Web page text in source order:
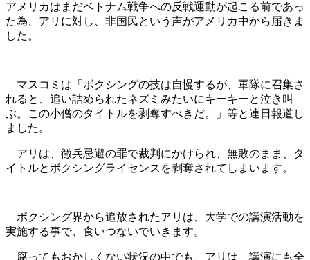
アメリカはまだベトナム戦争への反戦運動が起こる前であっ
た為、アリに対し、非国民という声がアメリカ中から届きま
した。
マスコミは「ボクシングの技は自慢するが、軍隊に召集さ
れると、追い詰められたネズミみたいにキーキーと泣き叫
ぶ。この小僧のタイトルを剥奪すべきだ。」等と連日報道し
ました。
アリは、徴兵忌避の罪で裁判にかけられ、無敗のまま、タ
イトルとボクシングライセンスを剥奪されてしまいます。
ボクシング界から追放されたアリは、大学での講演活動を
実施する事で、食いつないでいきます。
腐ってもおかしくない状況の中でも、アリは、講演にも全